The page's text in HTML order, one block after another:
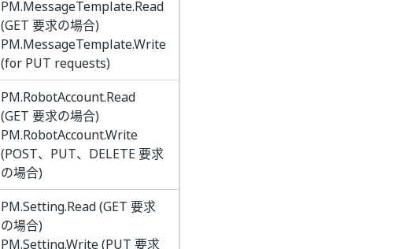
PM.MessageTemplate.Read
(GET 要求の場合)
PM.MessageTemplate.Write
(for PUT requests)
PM.RobotAccount.Read
(GET 要求の場合)
PM.RobotAccount.Write
(POST、PUT、DELETE 要求
の場合)
PM.Setting.Read (GET 要求
の場合)
PM.Setting.Write (PUT 要求